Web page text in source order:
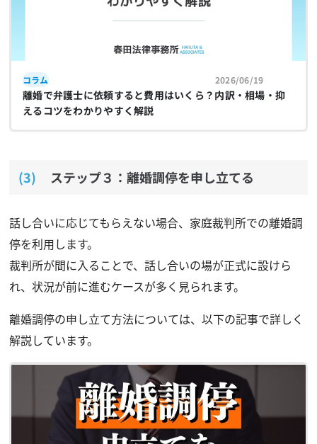
コラム 2026/06/19
離婚で弁護士に依頼すると費用はいくら？内訳・相場・抑
えるコツをわかりやすく解説
ステップ３：離婚調停を申し立てる
話し合いに応じてもらえない場合、家庭裁判所での離婚調
停を利用します。
裁判所が間に入ることで、話し合いの場が正式に設けら
れ、状況が前に進むケースが多く見られます。
離婚調停の申し立て方法については、以下の記事で詳しく
解説しています。